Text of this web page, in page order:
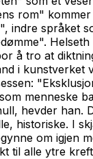
rom"
indre språket
å tro at
i kunstverket
menneske
hevder han.
historiske. I
om igjen
til alle ytre